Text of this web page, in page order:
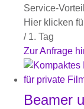
Service-
Hier klicken
/ 1. Tag
Zur Anfrage
Beamer